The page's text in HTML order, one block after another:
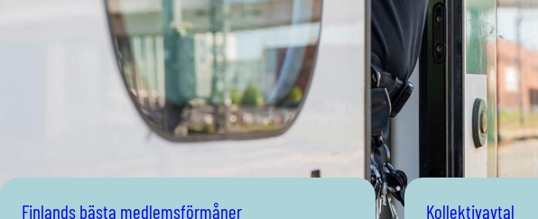
Finlands bästa medlemsförmåner Kollektivavtal